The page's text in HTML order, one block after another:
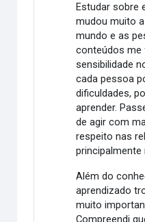
Estudar sobre
mudou muito
mundo e as
conteúdos me
sensibilidade
cada pessoa
dificuldades,
aprender.
de agir com
respeito nas
principalmente
Além do
aprendizado
muito
Compreendi